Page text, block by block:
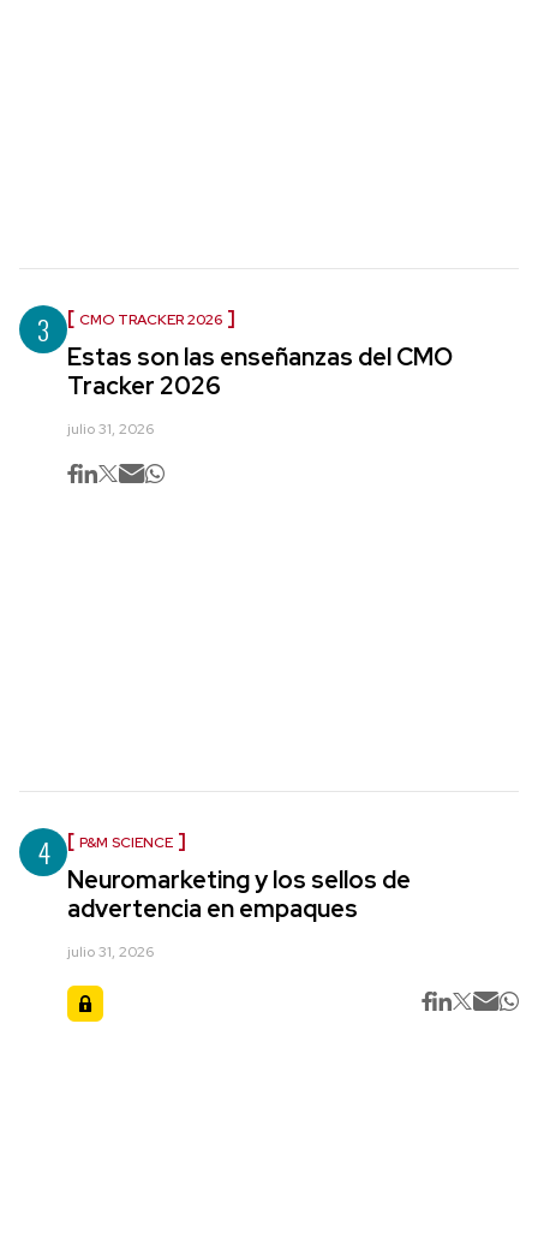
3 CMO TRACKER 2026
Estas son las enseñanzas del CMO
Tracker 2026
julio 31, 2026
4 P&M SCIENCE
Neuromarketing y los sellos de
advertencia en empaques
julio 31, 2026